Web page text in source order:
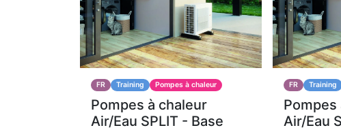
FR Training Pompes à chaleur
Pompes à chaleur
Air/Eau SPLIT - Base
FR Training
Pompes
Air/Eau